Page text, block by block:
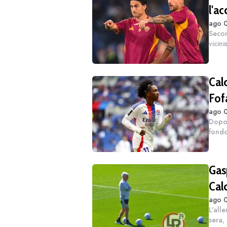
ago
ago
ago